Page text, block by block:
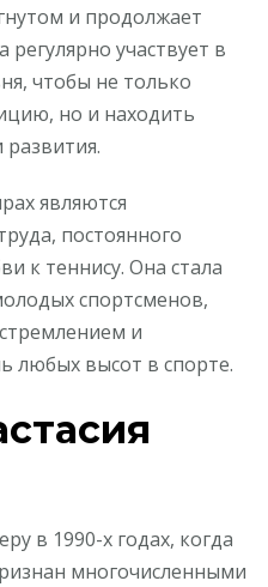
и продолжает
участвует в
чтобы не только
но и находить
являются
постоянного
к теннису. Она стала
спортсменов,
и
любых высот в спорте.
в ​​1990-х годах, когда
многочисленными